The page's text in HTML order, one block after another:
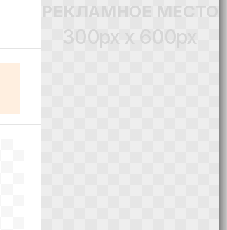
РЕКЛАМНОЕ МЕСТО
300px x 600px